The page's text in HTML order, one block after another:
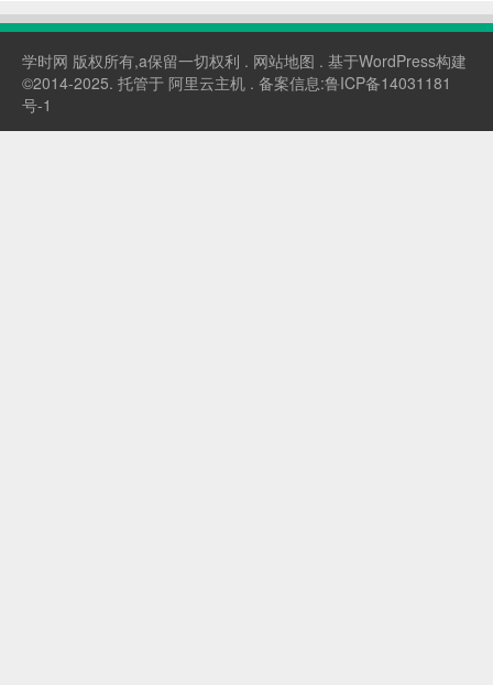
的代码。即使是经验丰富的程序员，通常也会为了
节省时间和精力而在网上搜索解决方案。 如果不
借助搜索技术...
学时网 版权所有,a保留一切权利 . 网站地图 . 基于WordPress构建
©2014-2025. 托管于 阿里云主机 . 备案信息:鲁ICP备14031181
号-1